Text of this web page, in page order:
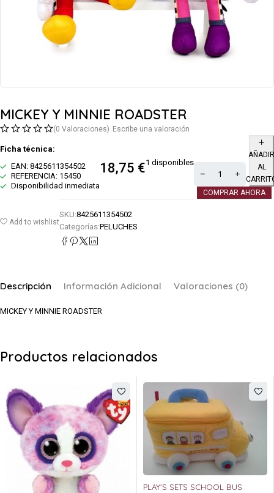
MICKEY Y MINNIE ROADSTER
(0 Valoraciones) Escribe una valoración
Ficha técnica:
EAN: 8425611354502
REFERENCIA: 15450
Disponibilidad inmediata
18,75 €1 disponibles
AÑADIR
AL
COMPRAR AHORA
Add to wishlist
SKU:8425611354502
Categorías:PELUCHES
Descripción Información Adicional Valoraciones (0)
MICKEY Y MINNIE ROADSTER
Productos relacionados
PLAY'S SETS SCHOOL BUS